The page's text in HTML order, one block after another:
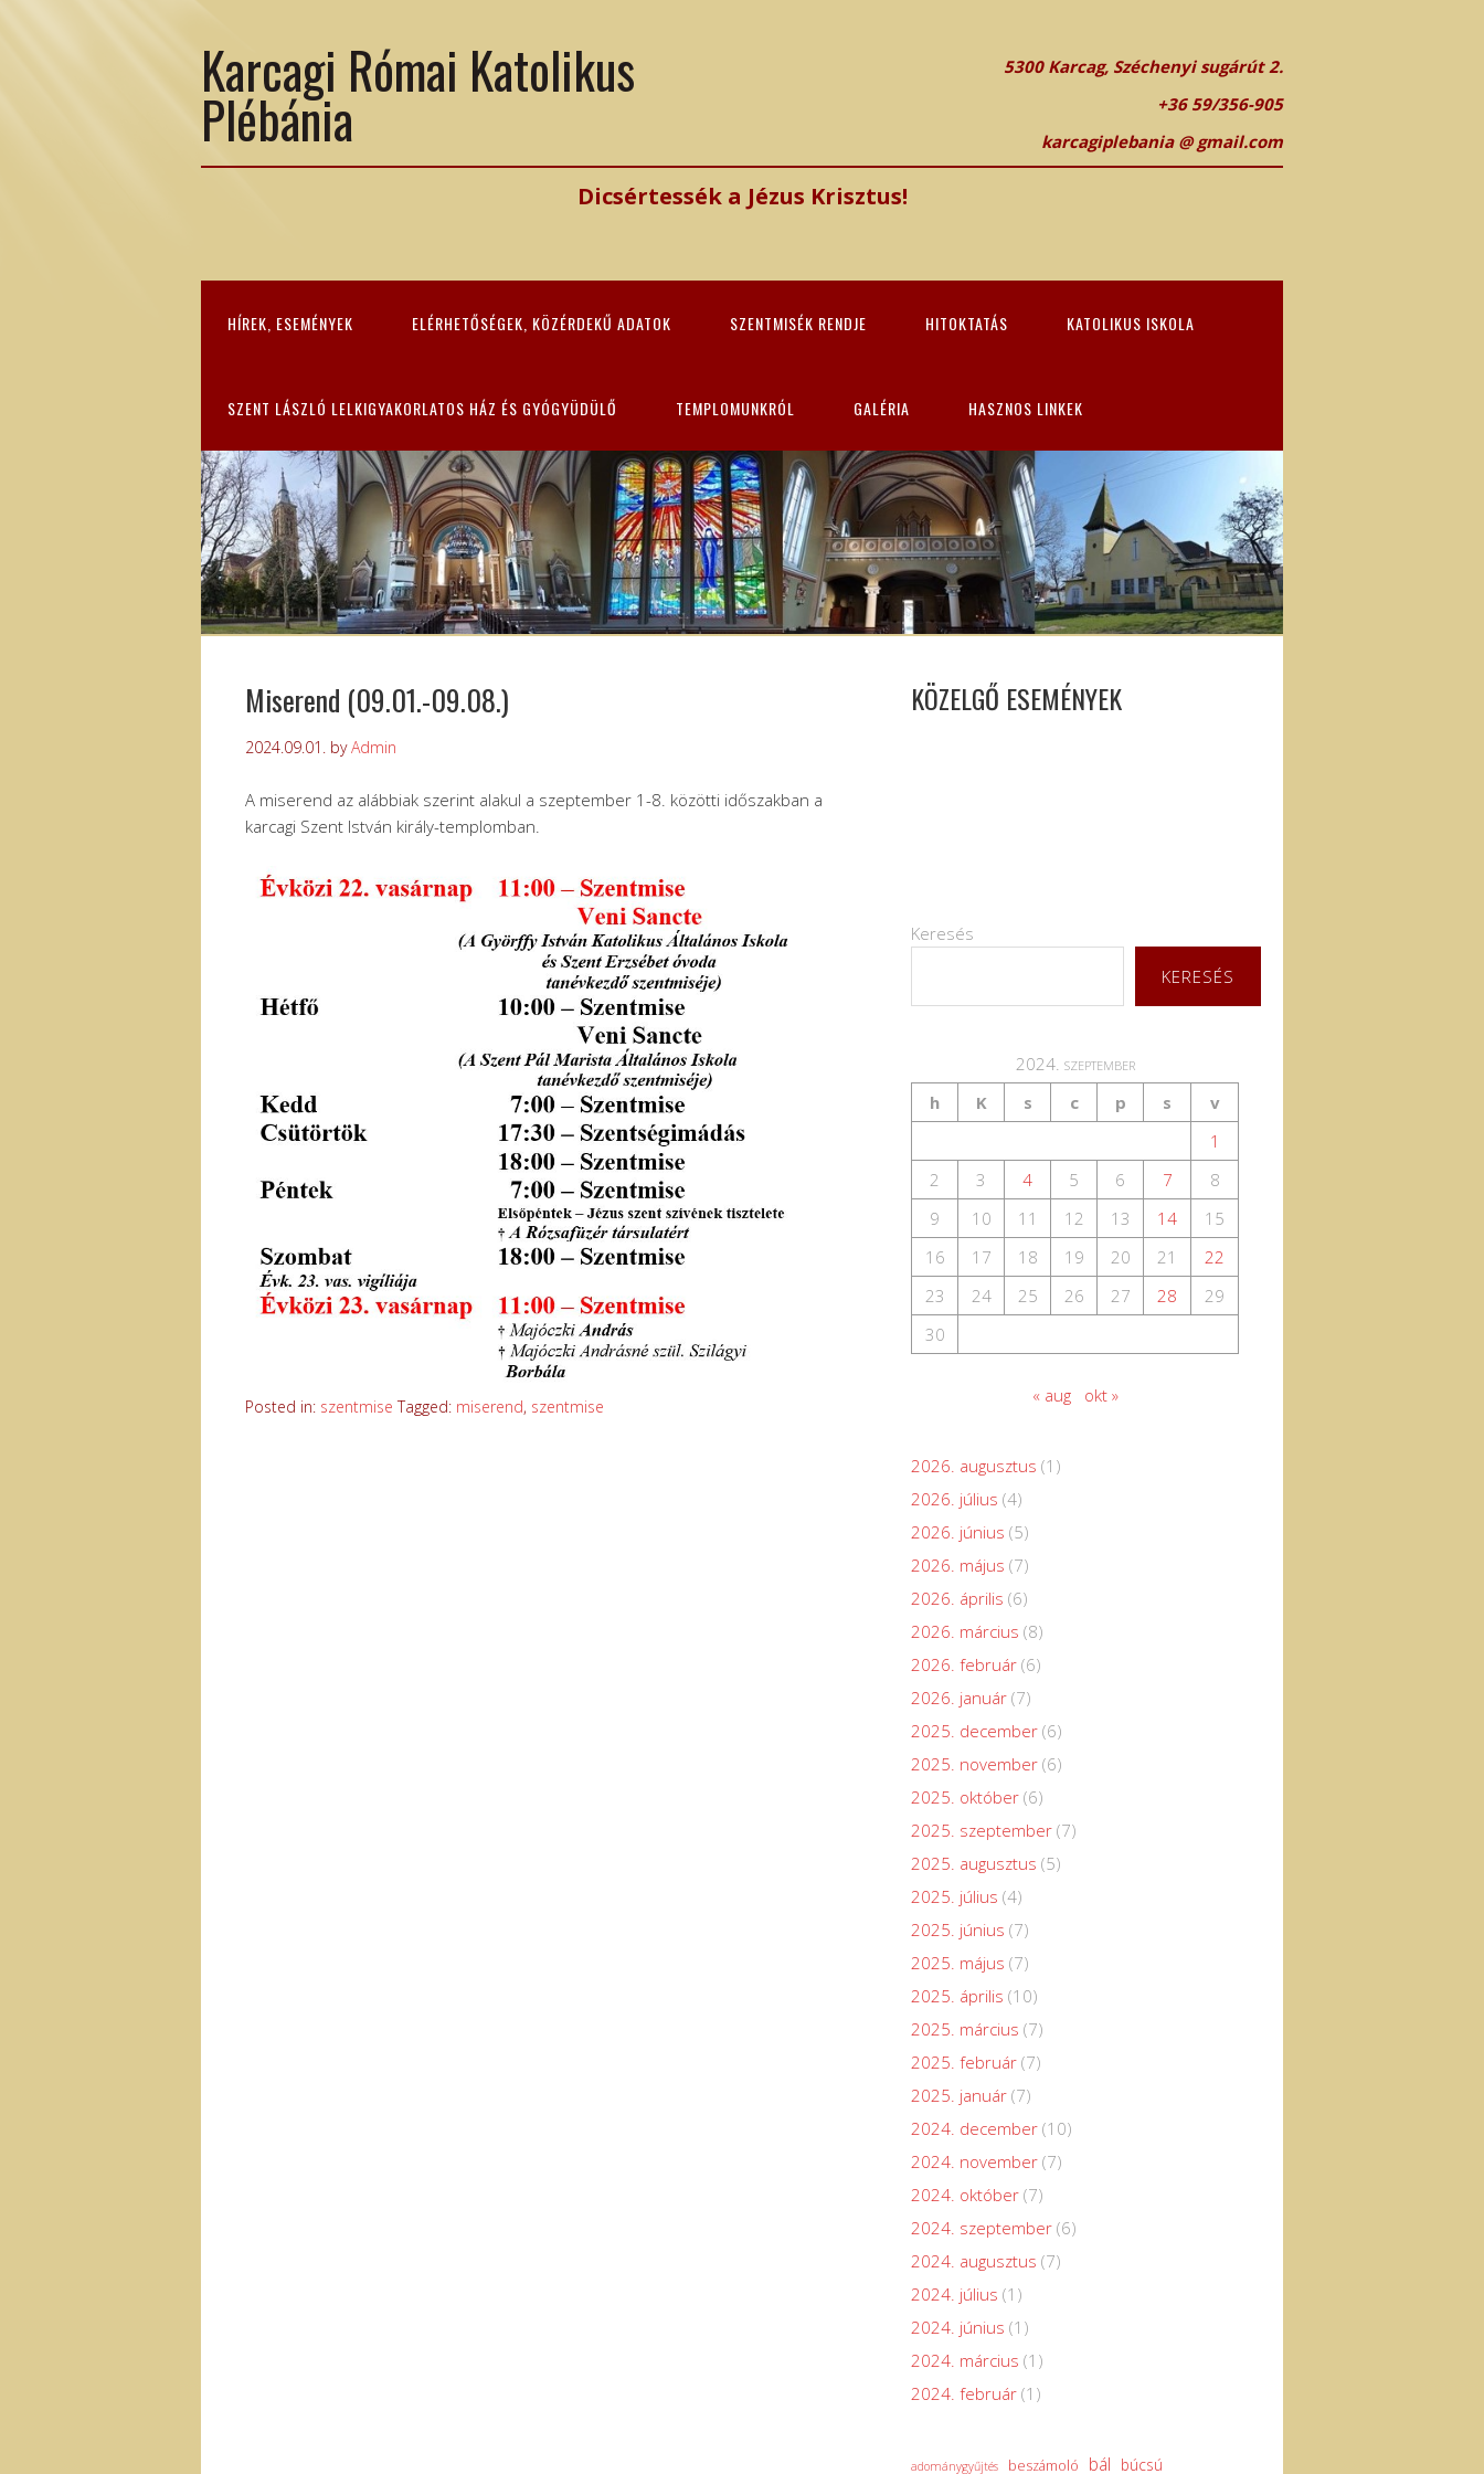
Karcagi Római Katolikus
Plébánia
5300 Karcag, Széchenyi sugárút 2.
+36 59/356-905
karcagiplebania @ gmail.com
Dicsértessék a Jézus Krisztus!
HÍREK, ESEMÉNYEK ELÉRHETŐSÉGEK, KÖZÉRDEKŰ ADATOK SZENTMISÉK RENDJE HITOKTATÁS KATOLIKUS ISKOLA
SZENT LÁSZLÓ LELKIGYAKORLATOS HÁZ ÉS GYÓGYÜDÜLŐ TEMPLOMUNKRÓL GALÉRIA HASZNOS LINKEK
Miserend (09.01.-09.08.)
2024.09.01. byAdmin
A miserend az alábbiak szerint alakul a szeptember 1-8. közötti időszakban a
karcagi Szent István király-templomban.
Posted in: szentmise Tagged: miserend, szentmise
KÖZELGŐ ESEMÉNYEK
Keresés
KERESÉS
2024. szeptember
h
K s c p s
v
1
2
3 4 5 6 7
8
9
10 11 12 13 14
15
16
17 18 19 20 21
22
23
24 25 26 27 28
29
30
« aug okt »
2026. augusztus (1)
2026. július (4)
2026. június (5)
2026. május (7)
2026. április (6)
2026. március (8)
2026. február (6)
2026. január (7)
2025. december (6)
2025. november (6)
2025. október (6)
2025. szeptember (7)
2025. augusztus (5)
2025. július (4)
2025. június (7)
2025. május (7)
2025. április (10)
2025. március (7)
2025. február (7)
2025. január (7)
2024. december (10)
2024. november (7)
2024. október (7)
2024. szeptember (6)
2024. augusztus (7)
2024. július (1)
2024. június (1)
2024. március (1)
2024. február (1)
adománygyűjtés beszámoló bál búcsú